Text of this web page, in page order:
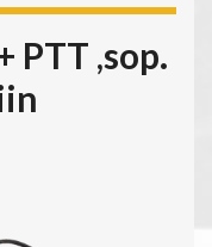
PTT ,sop.